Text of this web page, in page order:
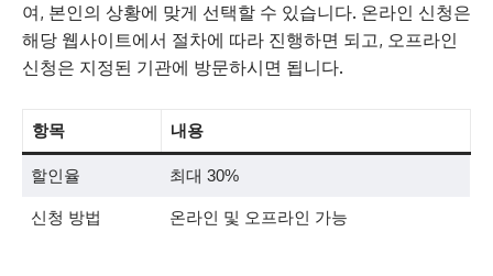
여, 본인의 상황에 맞게 선택할 수 있습니다. 온라인 신청은
해당 웹사이트에서 절차에 따라 진행하면 되고, 오프라인
신청은 지정된 기관에 방문하시면 됩니다.
항목 내용
할인율 최대 30%
신청 방법 온라인 및 오프라인 가능